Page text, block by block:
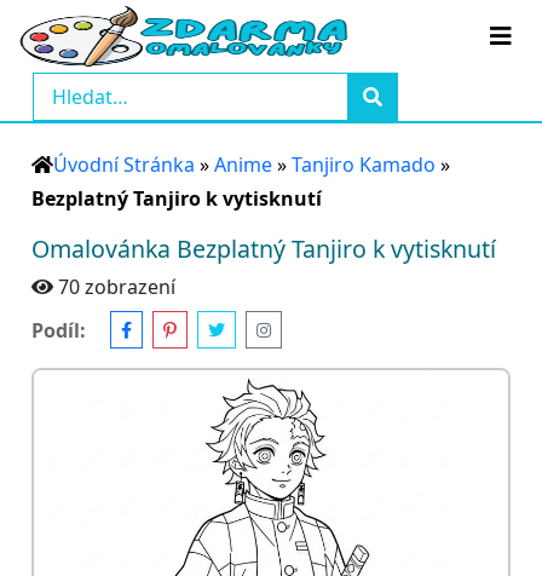
Úvodní Stránka »Anime»Tanjiro Kamado »
Bezplatný Tanjiro k vytisknutí
Omalovánka Bezplatný Tanjiro k vytisknutí
70 zobrazení
Podíl: